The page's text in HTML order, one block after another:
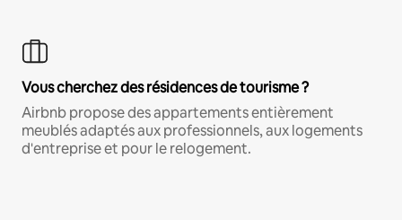
Vous cherchez des résidences de tourisme ?
Airbnb propose des appartements entièrement
meublés adaptés aux professionnels, aux logements
d'entreprise et pour le relogement.